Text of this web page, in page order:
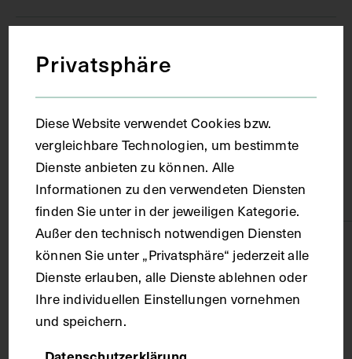
Paris
Material
Karton
Technik
Druck
Maße
Privatsphäre
Diese Website verwendet Cookies bzw.
vergleichbare Technologien, um bestimmte
Dienste anbieten zu können. Alle
Informationen zu den verwendeten Diensten
finden Sie unter in der jeweiligen Kategorie.
Außer den technisch notwendigen Diensten
können Sie unter „Privatsphäre“ jederzeit alle
Dienste erlauben, alle Dienste ablehnen oder
Ihre individuellen Einstellungen vornehmen
und speichern.